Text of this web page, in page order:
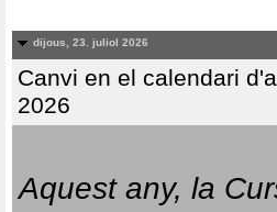
dijous, 23. juliol 2026
Canvi en el calendari
2026
Aquest any, la